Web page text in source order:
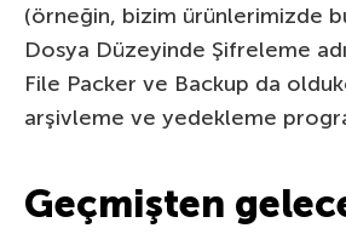
(örneğin, bizim ürünlerimizde
Dosya Düzeyinde Şifreleme
File Packer ve Backup da
arşivleme ve yedekleme
Geçmişten